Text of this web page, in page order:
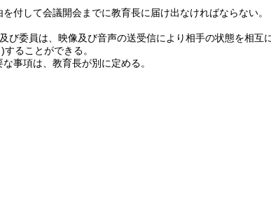
付して会議開会までに教育長に届け出なければならない。
び委員は、映像及び音声の送受信により相手の状態を相互
することができる。
事項は、教育長が別に定める。